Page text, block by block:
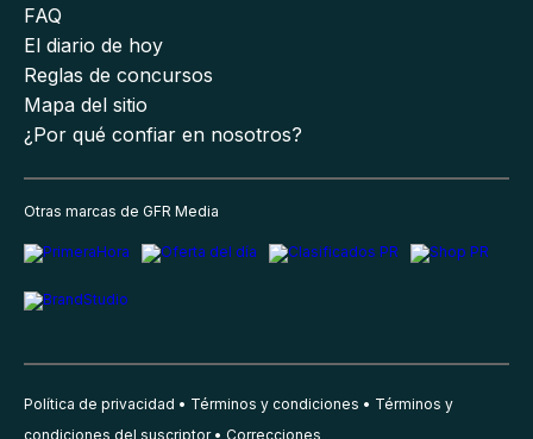
FAQ
El diario de hoy
Reglas de concursos
Mapa del sitio
¿Por qué confiar en nosotros?
Otras marcas de GFR Media
Política de privacidad Términos y condiciones
Términos y
condiciones del suscriptor
Correcciones